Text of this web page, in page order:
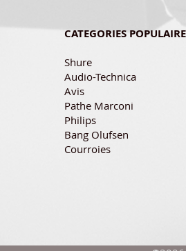
CATEGORIES
Shure
Audio-Technica
Avis
Pathe Marconi
Philips
Bang Olufsen
Courroies